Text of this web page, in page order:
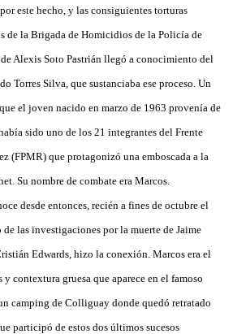
este hecho, y las consiguientes torturas
de la Brigada de Homicidios de la Policía de
Alexis Soto Pastrián llegó a conocimiento del
Torres Silva, que sustanciaba ese proceso. Un
el joven nacido en marzo de 1963 provenía de
sido uno de los 21 integrantes del Frente
(FPMR) que protagonizó una emboscada a la
Su nombre de combate era Marcos.
desde entonces, recién a fines de octubre el
las investigaciones por la muerte de Jaime
Edwards, hizo la conexión. Marcos era el
contextura gruesa que aparece en el famoso
camping de Colliguay donde quedó retratado
participó de estos dos últimos sucesos